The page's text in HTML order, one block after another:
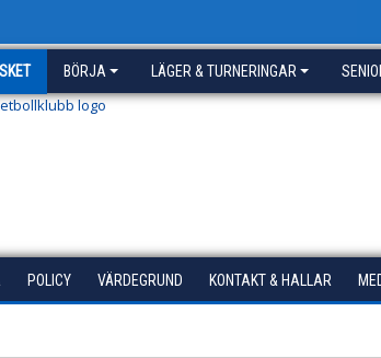
BÖRJA LÄGER & TURNERINGAR
POLICY VÄRDEGRUND KONTAKT & HALLAR